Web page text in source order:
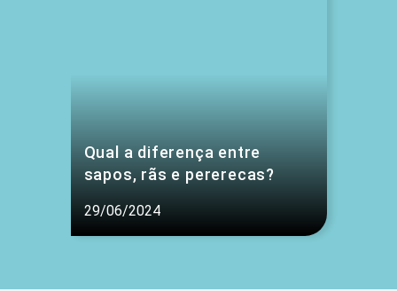
Qual a diferença entre
sapos, rãs e pererecas?
29/06/2024